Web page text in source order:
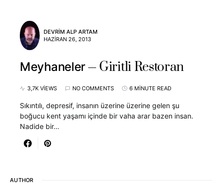
DEVRIM ALP ARTAM
HAZIRAN 26, 2013
Meyhaneler Giritli Restoran
3,7K VIEWS NO COMMENTS 6 MINUTE READ
Sıkıntılı, depresif, insanın üzerine üzerine gelen şu
boğucu kent yaşamı içinde bir vaha arar bazen insan.
Nadide bir…
AUTHOR